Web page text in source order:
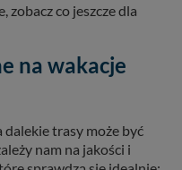
zobacz co jeszcze dla
na wakacje
trasy może być
nam na jakości i